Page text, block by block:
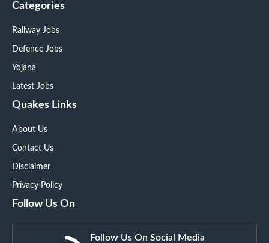
Categories
Railway Jobs
Defence Jobs
Yojana
Latest Jobs
Quakes Links
About Us
Contact Us
Disclaimer
Privacy Policy
Follow Us On
Follow Us On Social Media